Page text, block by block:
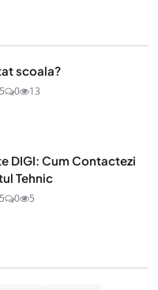
scoala?
0 13
DIGI: Cum Contactezi
Tehnic
0 5